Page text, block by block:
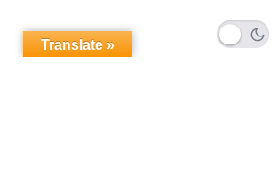
Translate »